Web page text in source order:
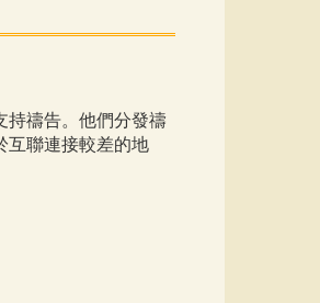
持禱告。他們分發禱
互聯連接較差的地